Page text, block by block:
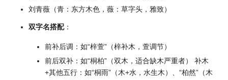
刘青薇（青：东方木色，薇：草字头，雅致）
双字名搭配：
前补后调：如“梓萱”（梓补木，萱调节）
前后双补：如“桐柏”（双木，适合缺木严重者） 补木
+其他五行：如“桐雨”（木+水，水生木）、“柏然”（木